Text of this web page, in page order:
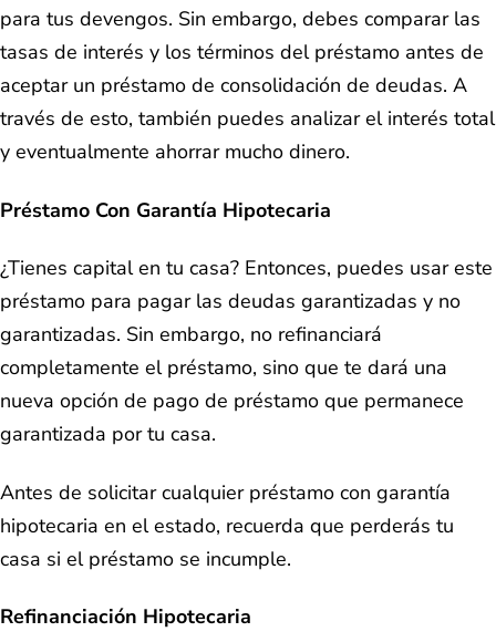
para tus devengos. Sin embargo, debes comparar las
tasas de interés y los términos del préstamo antes de
aceptar un préstamo de consolidación de deudas. A
través de esto, también puedes analizar el interés total
y eventualmente ahorrar mucho dinero.
Préstamo Con Garantía Hipotecaria
¿Tienes capital en tu casa? Entonces, puedes usar este
préstamo para pagar las deudas garantizadas y no
garantizadas. Sin embargo, no refinanciará
completamente el préstamo, sino que te dará una
nueva opción de pago de préstamo que permanece
garantizada por tu casa.
Antes de solicitar cualquier préstamo con garantía
hipotecaria en el estado, recuerda que perderás tu
casa si el préstamo se incumple.
Refinanciación Hipotecaria